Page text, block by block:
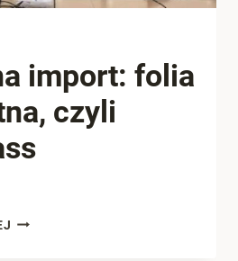
import: folia
czyli
POMYSŁ